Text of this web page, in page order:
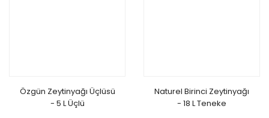
Özgün Zeytinyağı Üçlüsü
- 5 L Üçlü
Naturel Birinci Zeytinyağı
- 18 L Teneke